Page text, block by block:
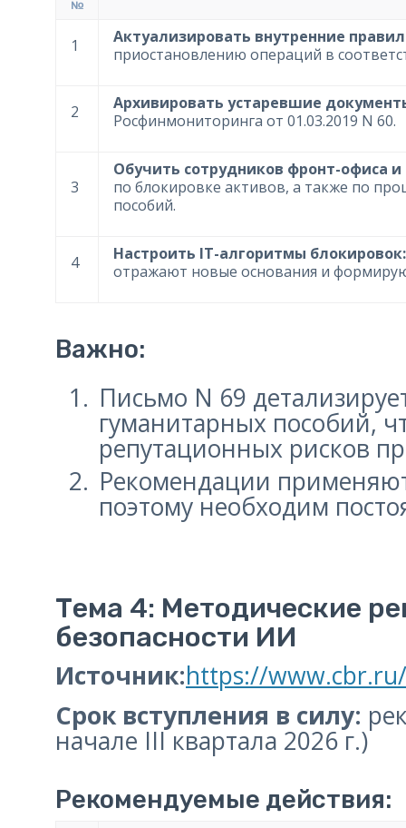
№
1
Актуализировать внутренние
приостановлению операций в
2
Архивировать устаревшие
Росфинмониторинга от 01.03.2019 N 60.
3
Обучить сотрудников фронт-офиса и
по блокировке активов, а также по
пособий.
4
Настроить IT-алгоритмы блокировок:
отражают новые основания и
Важно:
Письмо N 69
гуманитарных пособий,
репутационных рисков
Рекомендации
поэтому необходим
Тема 4: Методические
безопасности ИИ
Источник:https://
Срок вступления в силу:
начале III квартала 2026 г.)
Рекомендуемые действия: